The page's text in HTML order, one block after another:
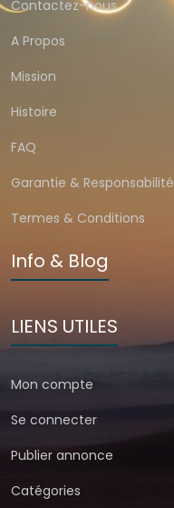
Contactez-nous
A Propos
Mission
Histoire
FAQ
Garantie & Responsabilité
Termes & Conditions
Info & Blog
LIENS UTILES
Mon compte
Se connecter
Publier annonce
Catégories